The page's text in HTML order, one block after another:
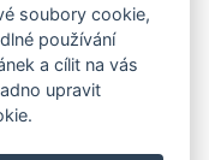
míru
🌸🌼
soubory cookie,
používání
a cílit na vás
upravit